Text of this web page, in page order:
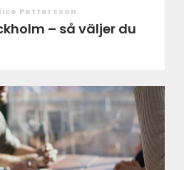
Pettersson
– så väljer du